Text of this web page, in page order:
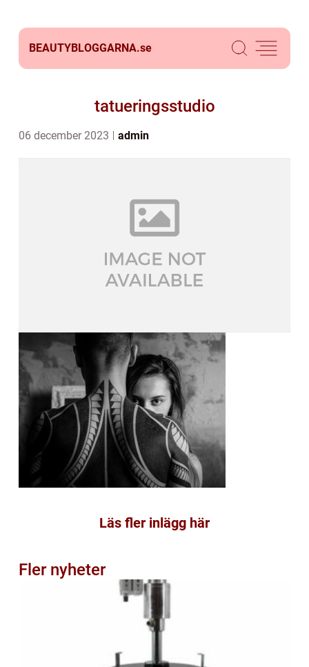
BEAUTYBLOGGARNA.se
tatueringsstudio
06 december 2023 admin
Läs fler inlägg här
Fler nyheter